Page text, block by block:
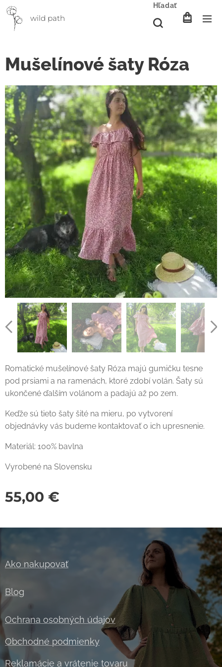
wild path
Hľadať
Mušelínové šaty Róza
Romatické mušelínové šaty Róza majú gumičku tesne
pod prsiami a na ramenách, ktoré zdobí volán. Šaty sú
ukončené ďalším volánom a padajú až po zem.
Keďže sú tieto šaty šité na mieru, po vytvorení
objednávky vás budeme kontaktovať o ich upresnenie.
Materiál: 100% bavlna
Vyrobené na Slovensku
55,00 €
Ako nakupovať
Blog
Ochrana osobných údajov
Obchodné podmienky
Reklamácie a vrátenie tovaru